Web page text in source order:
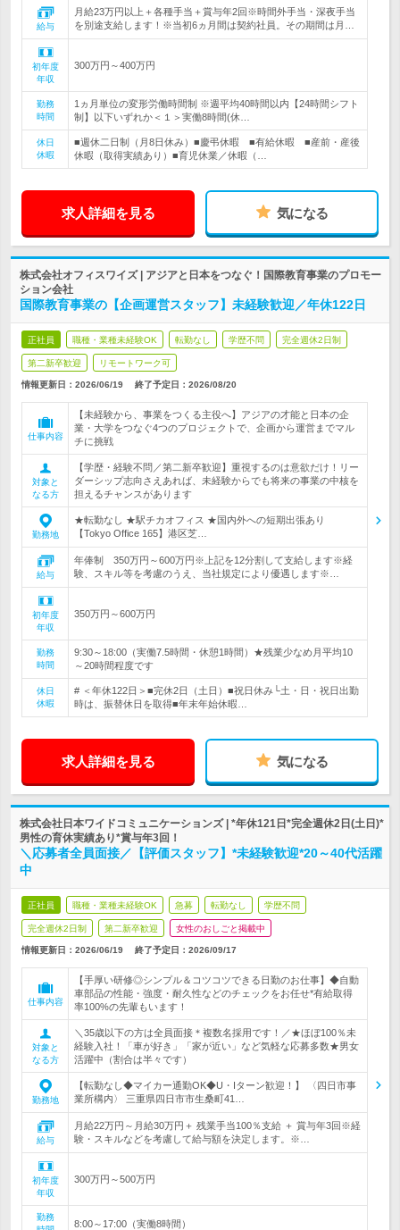
給与
月給23万円以上＋各種手当＋賞与年2回※時間外手当・深夜手当
を別途支給します！※当初6ヵ月間は契約社員。その期間は月…
初年度
年収
300万円～400万円
勤務
時間
1ヵ月単位の変形労働時間制 ※週平均40時間以内【24時間シフト
制】以下いずれか＜１＞実働8時間(休…
休日
休暇
■週休二日制（月8日休み）■慶弔休暇 ■有給休暇 ■産前・産後
休暇（取得実績あり）■育児休業／休暇（…
求人詳細を見る 気になる
株式会社オフィスワイズ | アジアと日本をつなぐ！国際教育事業のプロモー
ション会社
国際教育事業の【企画運営スタッフ】未経験歓迎／年休122日
正社員 職種・業種未経験OK 転勤なし 学歴不問 完全週休2日制
第二新卒歓迎 リモートワーク可
情報更新日：2026/06/19 終了予定日： 2026/08/20
仕事内容
【未経験から、事業をつくる主役へ】アジアの才能と日本の企
業・大学をつなぐ4つのプロジェクトで、企画から運営までマル
チに挑戦
対象と
なる方
【学歴・経験不問／第二新卒歓迎】重視するのは意欲だけ！リー
ダーシップ志向さえあれば、未経験からでも将来の事業の中核を
担えるチャンスがあります
勤務地
★転勤なし ★駅チカオフィス ★国内外への短期出張あり
【Tokyo Office 165】港区芝…
給与
年俸制 350万円～600万円※上記を12分割して支給します※経
験、スキル等を考慮のうえ、当社規定により優遇します※…
初年度
年収
350万円～600万円
勤務
時間
9:30～18:00（実働7.5時間・休憩1時間）★残業少なめ月平均10
～20時間程度です
休日
休暇
# ＜年休122日＞■完休2日（土日）■祝日休み└土・日・祝日出勤
時は、振替休日を取得■年末年始休暇…
求人詳細を見る 気になる
株式会社日本ワイドコミュニケーションズ | *年休121日*完全週休2日(土日)*
男性の育休実績あり*賞与年3回！
＼応募者全員面接／【評価スタッフ】*未経験歓迎*20～40代活躍
中
正社員 職種・業種未経験OK 急募 転勤なし 学歴不問
完全週休2日制 第二新卒歓迎 女性のおしごと掲載中
情報更新日：2026/06/19 終了予定日： 2026/09/17
仕事内容
【手厚い研修◎シンプル＆コツコツできる日勤のお仕事】◆自動
車部品の性能・強度・耐久性などのチェックをお任せ*有給取得
率100%の先輩もいます！
対象と
なる方
＼35歳以下の方は全員面接＊複数名採用です！／★ほぼ100％未
経験入社！「車が好き」「家が近い」など気軽な応募多数★男女
活躍中（割合は半々です）
勤務地
【転勤なし◆マイカー通勤OK◆U・Iターン歓迎！】 〈四日市事
業所構内〉 三重県四日市市生桑町41…
給与
月給22万円～月給30万円＋ 残業手当100％支給 ＋ 賞与年3回※経
験・スキルなどを考慮して給与額を決定します。※…
初年度
年収
300万円～500万円
勤務
8:00～17:00（実働8時間）